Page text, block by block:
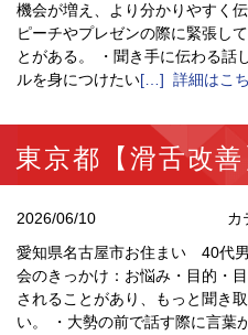
機会が増え、より分かりやすく
ピーチやプレゼンの際に緊張し
とがある。 ・聞き手に伝わる話
ルを身につけたい[…] 詳細はこ
東京都【滑舌改
2026/06/10 カ
愛知県名古屋市お住まい 40代
会のきっかけ：お悩み・目的・
されることがあり、もっと聞き
い。 ・大勢の前で話す際に言葉